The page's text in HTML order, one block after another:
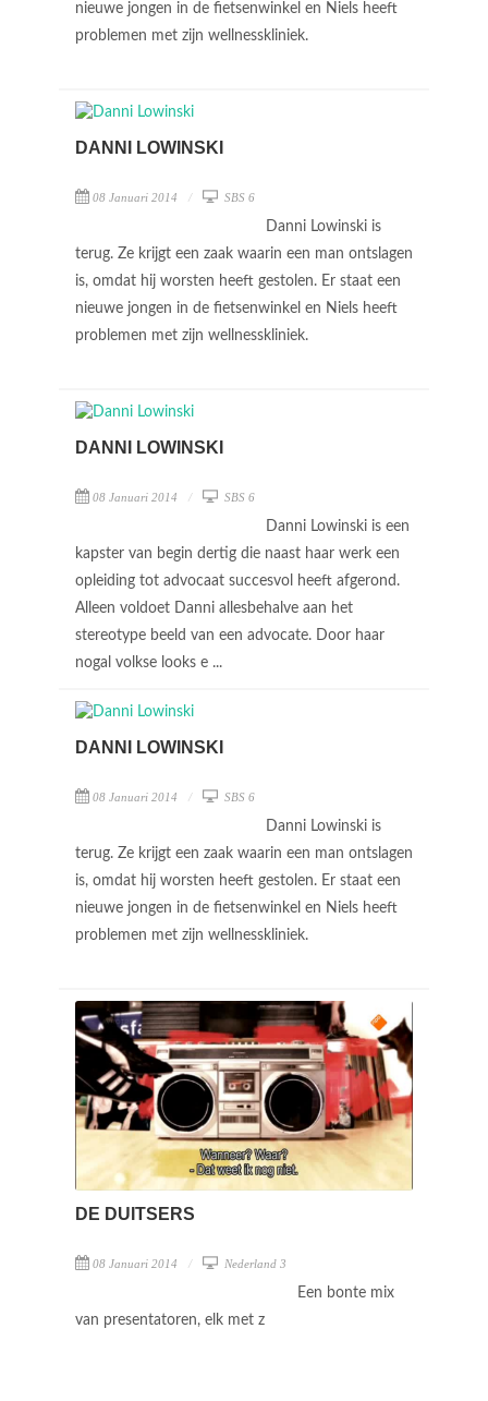
nieuwe jongen in de fietsenwinkel en Niels heeft
problemen met zijn wellnesskliniek.
DANNI LOWINSKI
08 Januari 2014 SBS 6
Danni Lowinski is
terug. Ze krijgt een zaak waarin een man ontslagen
is, omdat hij worsten heeft gestolen. Er staat een
nieuwe jongen in de fietsenwinkel en Niels heeft
problemen met zijn wellnesskliniek.
DANNI LOWINSKI
08 Januari 2014 SBS 6
Danni Lowinski is een
kapster van begin dertig die naast haar werk een
opleiding tot advocaat succesvol heeft afgerond.
Alleen voldoet Danni allesbehalve aan het
stereotype beeld van een advocate. Door haar
nogal volkse looks e ...
DANNI LOWINSKI
08 Januari 2014 SBS 6
Danni Lowinski is
terug. Ze krijgt een zaak waarin een man ontslagen
is, omdat hij worsten heeft gestolen. Er staat een
nieuwe jongen in de fietsenwinkel en Niels heeft
problemen met zijn wellnesskliniek.
DE DUITSERS
08 Januari 2014 Nederland 3
Een bonte mix
van presentatoren, elk met z